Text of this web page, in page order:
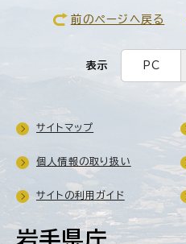
前のページへ戻る
表示 PC
岩手県庁
サイトマップ
個人情報の取り扱い
サイトの利用ガイド